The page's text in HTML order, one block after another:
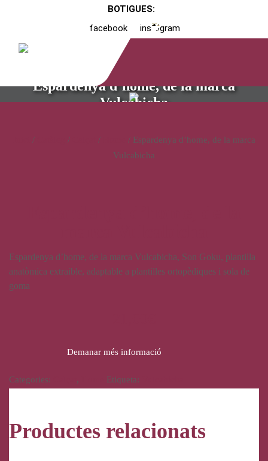
BOTIGUES:
facebook
instagram
Espardenya d’home, de la marca
Vulcabicha
/ / /
/ Espardenya d’home, de la marca
Vulcabicha
Espardenya d’home, de la marca Vulcabicha, Son Goku, plantilla
anatòmica extraible, adaptable a plantilles ortopèdiques i sola de
goma
Demanar més informació
Categories: , Etiqueta:
Productes relacionats